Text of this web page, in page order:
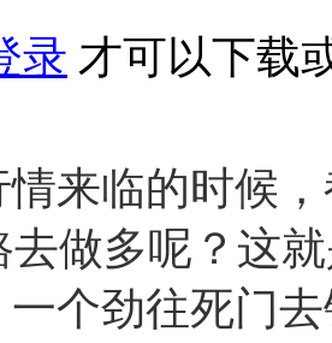
录 才可以下载
情来临的时候
去做多呢？这
一个劲往死门